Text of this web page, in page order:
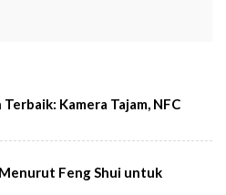
Terbaik: Kamera Tajam, NFC
Feng Shui untuk